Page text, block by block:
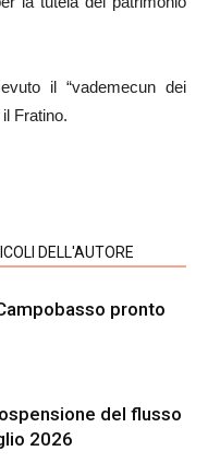
il “vademecun dei
Fratino.
DELL'AUTORE
pronto
del flusso
2026